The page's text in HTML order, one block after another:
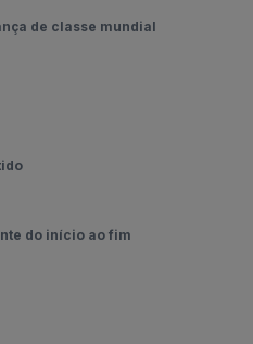
de classe mundial
do início ao fim